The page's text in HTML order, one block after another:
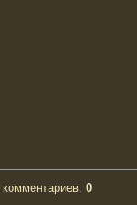
комментариев: 0